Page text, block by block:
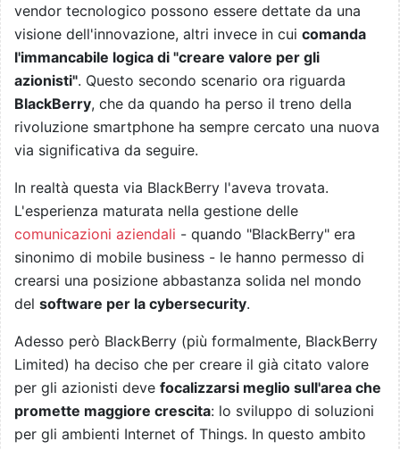
vendor tecnologico possono essere dettate da una
visione dell'innovazione, altri invece in cui comanda
l'immancabile logica di "creare valore per gli
azionisti". Questo secondo scenario ora riguarda
BlackBerry, che da quando ha perso il treno della
rivoluzione smartphone ha sempre cercato una nuova
via significativa da seguire.
In realtà questa via BlackBerry l'aveva trovata.
L'esperienza maturata nella gestione delle
comunicazioni aziendali - quando "BlackBerry" era
sinonimo di mobile business - le hanno permesso di
crearsi una posizione abbastanza solida nel mondo
del software per la cybersecurity.
Adesso però BlackBerry (più formalmente, BlackBerry
Limited) ha deciso che per creare il già citato valore
per gli azionisti deve focalizzarsi meglio sull'area che
promette maggiore crescita: lo sviluppo di soluzioni
per gli ambienti Internet of Things. In questo ambito